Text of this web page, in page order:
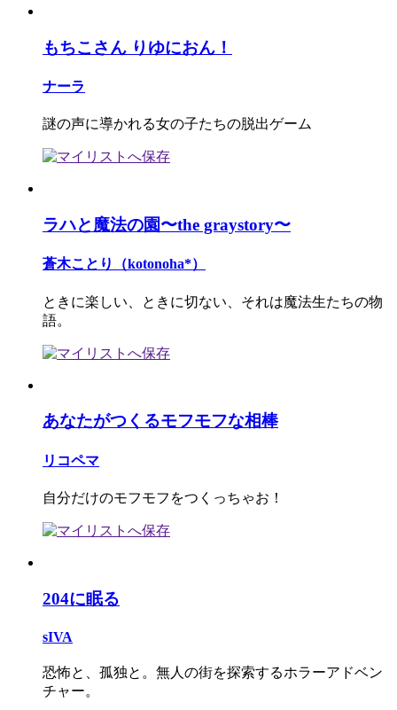
もちこさん りゆにおん！
ナーラ
謎の声に導かれる女の子たちの脱出ゲーム
ラハと魔法の園〜the graystory〜
蒼木ことり（kotonoha*）
ときに楽しい、ときに切ない、それは魔法生たちの物
語。
あなたがつくるモフモフな相棒
リコペマ
自分だけのモフモフをつくっちゃお！
204に眠る
sIVA
恐怖と、孤独と。無人の街を探索するホラーアドベン
チャー。